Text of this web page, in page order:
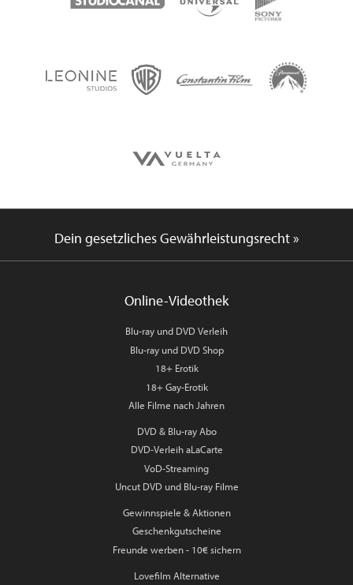
Dein gesetzliches Gewährleistungsrecht »
Online-Videothek
Blu-ray und DVD Verleih
Blu-ray und DVD Shop
18+ Erotik
18+ Gay-Erotik
Alle Filme nach Jahren
DVD & Blu-ray Abo
DVD-Verleih aLaCarte
VoD-Streaming
Uncut DVD und Blu-ray Filme
Gewinnspiele & Aktionen
Geschenkgutscheine
Freunde werben - 10€ sichern
Lovefilm Alternative